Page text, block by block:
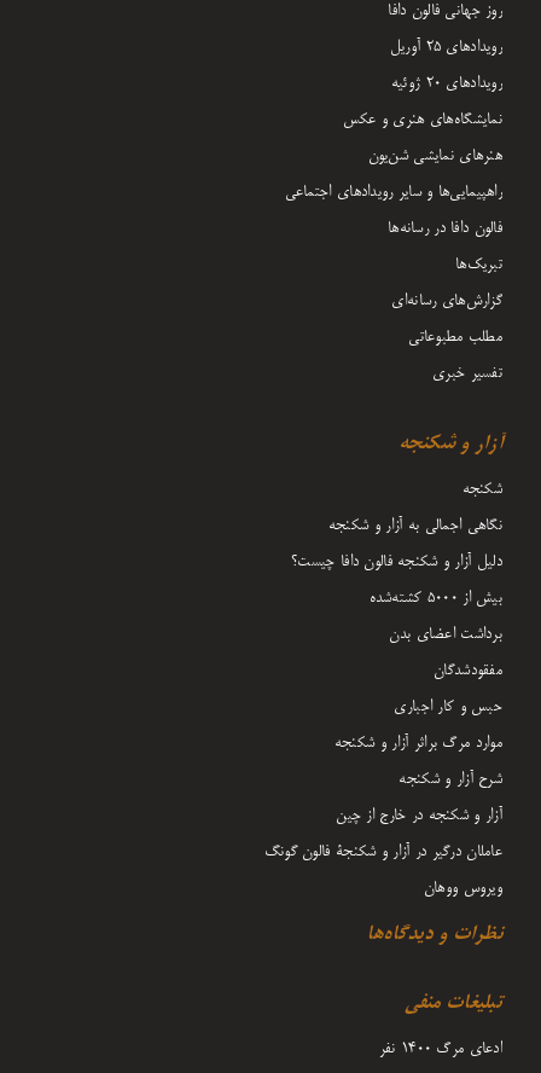
روز جهانی فالون دافا
رویدادهای ۲۵ آوریل
رویدادهای ۲۰ ژوئیه
نمایشگاه‌های هنری و عکس
هنرهای نمایشی شن‌یون
راهپیمایی‌ها و سایر رویدادهای اجتماعی
فالون دافا در رسانه‌ها
تبریک‌ها
گزارش‌های رسانه‌ای
مطلب مطبوعاتی
تفسیر خبری
آزار و شکنجه
شکنجه
نگاهی اجمالی به آزار و شکنجه
دلیل آزار و شکنجه فالون دافا چیست؟
بیش از 5000 کشته‌شده
برداشت اعضای بدن
مفقودشدگان
حبس و کار اجباری
موارد مرگ براثر آزار و شکنجه
شرح آزار و شکنجه
آزار و شکنجه در خارج از چین
عاملان درگیر در آزار و شکنجۀ فالون گونگ
ویروس ووهان
نظرات و دیدگاه‌ها
تبلیغات منفی
ادعای مرگ 1400 نفر